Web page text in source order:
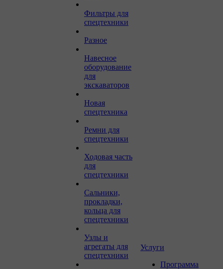
Фильтры для
спецтехники
Разное
Навесное
оборудование
для
экскаваторов
Новая
спецтехника
Ремни для
спецтехники
Ходовая часть
для
спецтехники
Сальники,
прокладки,
кольца для
спецтехники
Узлы и
агрегаты для
спецтехники
Услуги
Программа